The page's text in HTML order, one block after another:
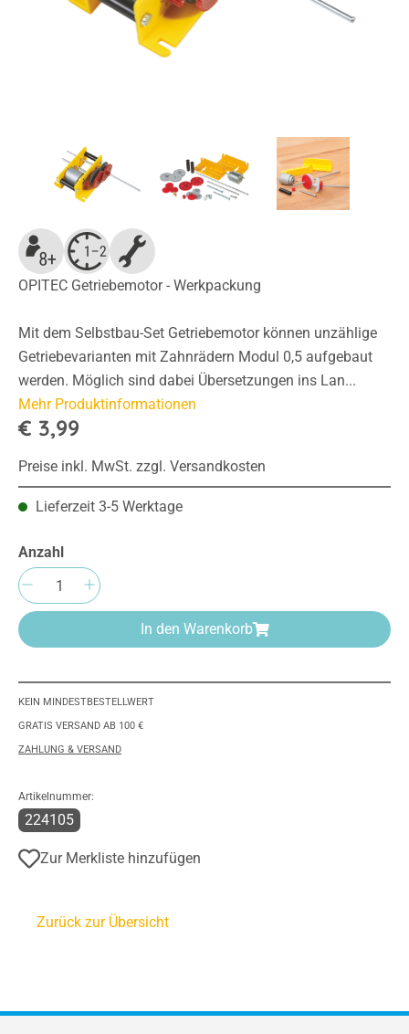
OPITEC Getriebemotor - Werkpackung
Mit dem Selbstbau-Set Getriebemotor können unzählige
Getriebevarianten mit Zahnrädern Modul 0,5 aufgebaut
werden. Möglich sind dabei Übersetzungen ins Lan...
Mehr Produktinformationen
€ 3,99
Preise inkl. MwSt. zzgl. Versandkosten
Lieferzeit 3-5 Werktage
Anzahl
Produkt Anzahl: Gib den gewünschten
In den Warenkorb
KEIN MINDESTBESTELLWERT
GRATIS VERSAND AB 100 €
ZAHLUNG & VERSAND
Artikelnummer:
224105
Zur Merkliste hinzufügen
Zurück zur Übersicht